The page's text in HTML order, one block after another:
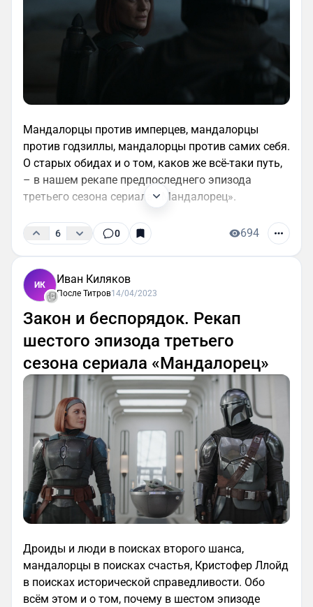
Мандалорцы против имперцев, мандалорцы
против годзиллы, мандалорцы против самих себя.
О старых обидах и о том, каков же всё-таки путь,
– в нашем рекапе предпоследнего эпизода
третьего сезона сериала «Мандалорец».
6 0 694
ИК Иван Киляков
После Титров14/04/2023
Закон и беспорядок. Рекап
шестого эпизода третьего
сезона сериала «Мандалорец»
Дроиды и люди в поисках второго шанса,
мандалорцы в поисках счастья, Кристофер Ллойд
в поисках исторической справедливости. Обо
всём этом и о том, почему в шестом эпизоде